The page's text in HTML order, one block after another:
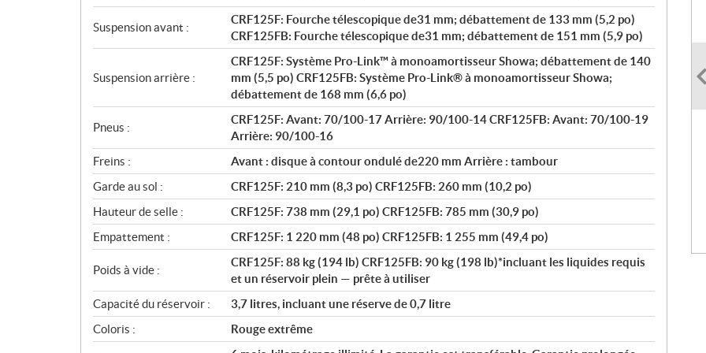
Suspension avant :
CRF125F: Fourche télescopique de31 mm; débattement de 133 mm (5,2 po)
CRF125FB: Fourche télescopique de31 mm; débattement de 151 mm (5,9 po)
Suspension arrière :
CRF125F: Système Pro-Link™ à monoamortisseur Showa; débattement de 140
mm (5,5 po) CRF125FB: Système Pro-Link® à monoamortisseur Showa;
débattement de 168 mm (6,6 po)
Pneus :
CRF125F: Avant: 70/100-17 Arrière: 90/100-14 CRF125FB: Avant: 70/100-19
Arrière: 90/100-16
Freins :
Avant : disque à contour ondulé de220 mm Arrière : tambour
Garde au sol :
CRF125F: 210 mm (8,3 po) CRF125FB: 260 mm (10,2 po)
Hauteur de selle :
CRF125F: 738 mm (29,1 po) CRF125FB: 785 mm (30,9 po)
Empattement :
CRF125F: 1 220 mm (48 po) CRF125FB: 1 255 mm (49,4 po)
Poids à vide :
CRF125F: 88 kg (194 lb) CRF125FB: 90 kg (198 lb)*incluant les liquides requis
et un réservoir plein — prête à utiliser
Capacité du réservoir :
3,7 litres, incluant une réserve de 0,7 litre
Coloris :
Rouge extrême